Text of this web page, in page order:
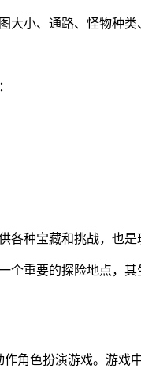
大小、通路、怪物种
各种宝藏和挑战，也
个重要的探险地点，
角色扮演游戏。游戏